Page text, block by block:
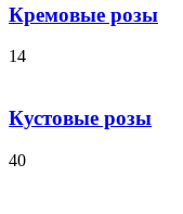
Кремовые розы
14
Кустовые розы
40